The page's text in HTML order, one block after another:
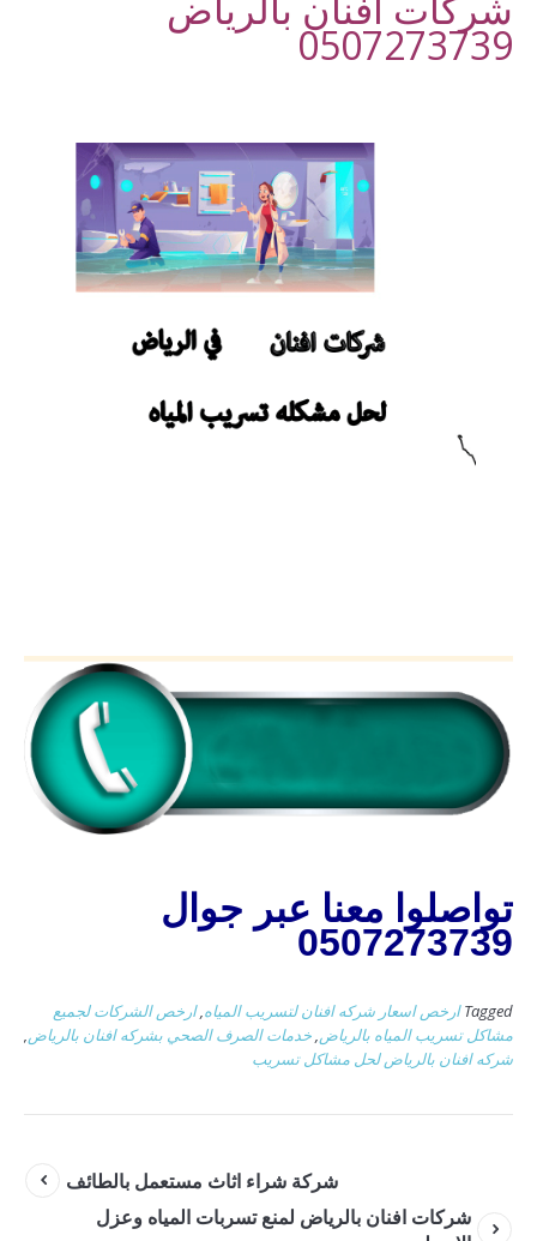
0507273739
تواصلوا معنا عبر جوال
0507273739
Tagged ارخص اسعار شركه افنان لتسريب المياه ,ارخص الشركات لجميع
مشاكل تسريب المياه بالرياض خدمات الصرف الصحي بشركه افنان بالرياض
شركه افنان بالرياض لحل مشاكل تسريب
شركة شراء اثاث مستعمل بالطائف
شركات افنان بالرياض لمنع تسربات المياه وعزل